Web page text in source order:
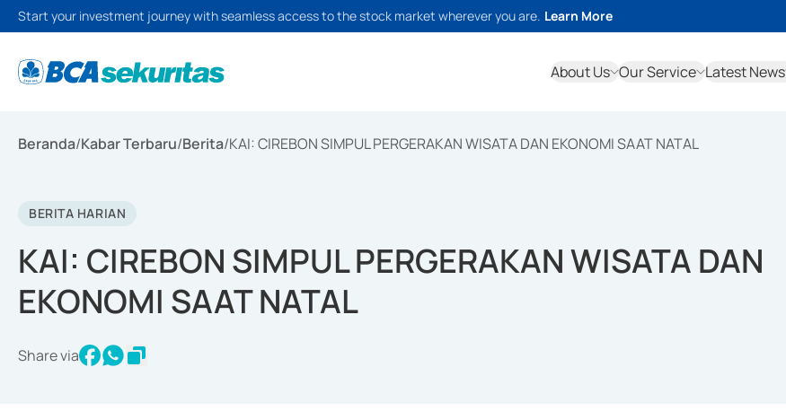
Start your investment journey with seamless access to the stock market wherever you are. Learn More
About Us Our Service Latest News
Beranda/Kabar Terbaru/Berita/KAI: CIREBON SIMPUL PERGERAKAN WISATA DAN EKONOMI SAAT NATAL
BERITA HARIAN
KAI: CIREBON SIMPUL PERGERAKAN WISATA DAN
EKONOMI SAAT NATAL
Share via